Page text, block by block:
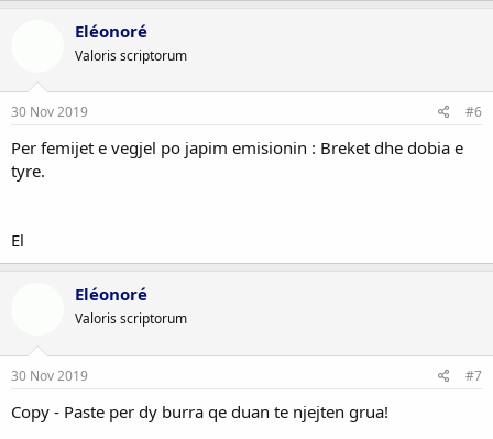
Eléonoré
Valoris scriptorum
30 Nov 2019 #6
Per femijet e vegjel po japim emisionin : Breket dhe dobia e
tyre.
El
Eléonoré
Valoris scriptorum
30 Nov 2019 #7
Copy - Paste per dy burra qe duan te njejten grua!